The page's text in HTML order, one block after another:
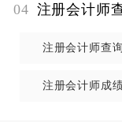
04 注册会计师
注册会计师查
注册会计师成